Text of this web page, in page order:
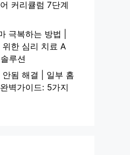
커리큘럼 7단계
극복하는 방법 |
한 심리 치료 A
루션
됨 해결 | 일부 홈
벽가이드: 5가지